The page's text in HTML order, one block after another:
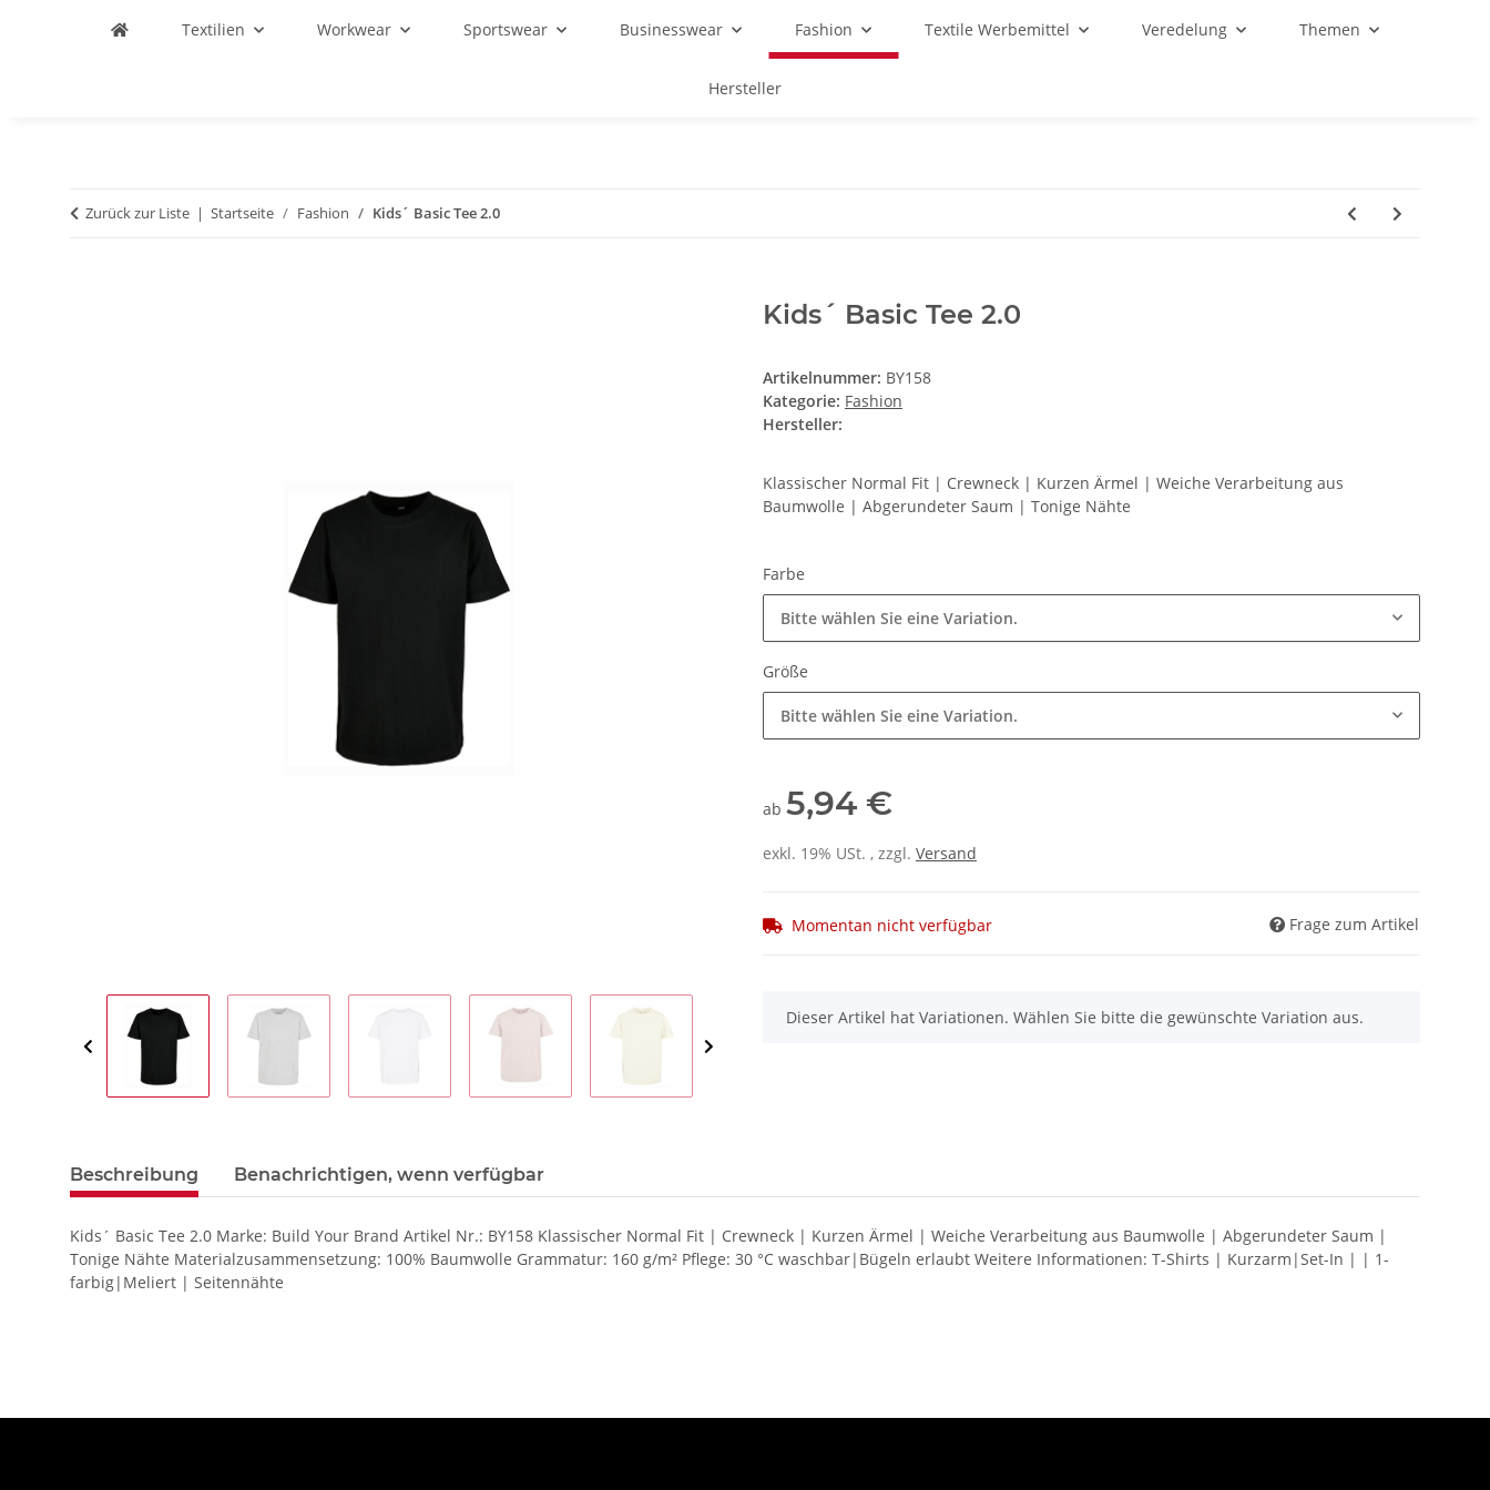
Textilien Workwear Sportswear Businesswear Fashion Textile Werbemittel Veredelung Themen
Hersteller
Zurück zur Liste Startseite Fashion Kids´ Basic Tee 2.0
Kids´ Basic Tee 2.0
Artikelnummer: BY158
Kategorie: Fashion
Hersteller:
Klassischer Normal Fit | Crewneck | Kurzen Ärmel | Weiche Verarbeitung aus
Baumwolle | Abgerundeter Saum | Tonige Nähte
Farbe
Bitte wählen Sie eine Variation.
Größe
Bitte wählen Sie eine Variation.
ab 5,94 €
exkl. 19% USt. , zzgl. Versand
Momentan nicht verfügbar Frage zum Artikel
x
Dieser Artikel hat Variationen. Wählen Sie bitte die gewünschte Variation aus.
Beschreibung Benachrichtigen, wenn verfügbar
Kids´ Basic Tee 2.0 Marke: Build Your Brand Artikel Nr.: BY158 Klassischer Normal Fit | Crewneck | Kurzen Ärmel | Weiche Verarbeitung aus Baumwolle | Abgerundeter Saum |
Tonige Nähte Materialzusammensetzung: 100% Baumwolle Grammatur: 160 g/m² Pflege: 30 °C waschbar|Bügeln erlaubt Weitere Informationen: T-Shirts | Kurzarm|Set-In | | 1-
farbig|Meliert | Seitennähte